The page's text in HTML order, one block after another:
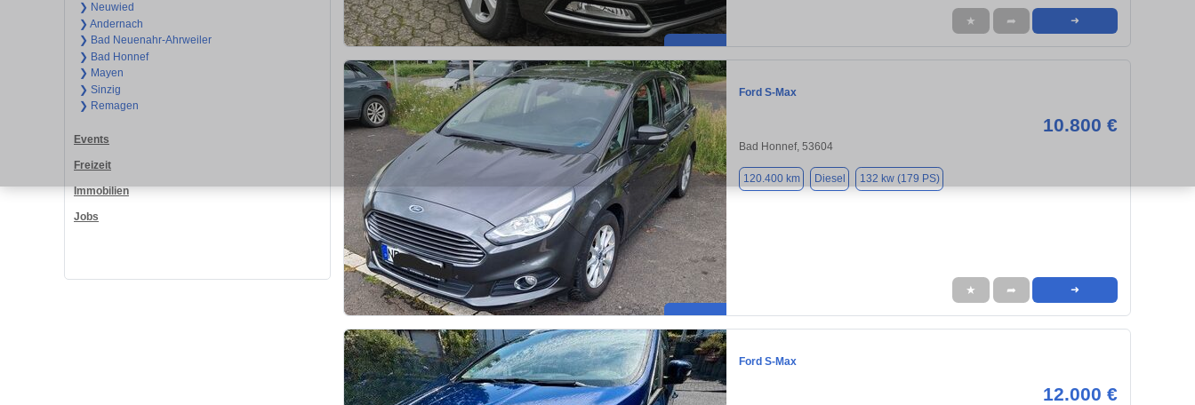
❯ Neuwied
❯ Andernach
❯ Bad Neuenahr-Ahrweiler
❯ Bad Honnef
❯ Mayen
❯ Sinzig
❯ Remagen
Events
Freizeit
Immobilien
Jobs
★ ➦ ➜
Ford S-Max
10.800 €
Bad Honnef, 53604
120.400 km Diesel 132 kw (179 PS)
★ ➦ ➜
Ford S-Max
12.000 €